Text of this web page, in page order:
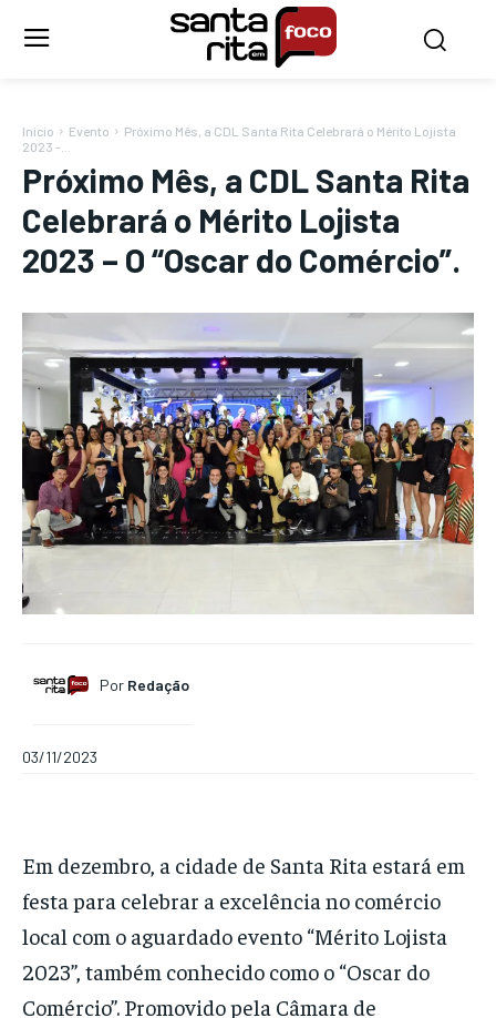
Início Evento
Próximo Mês, a CDL Santa Rita Celebrará o Mérito Lojista
2023 -...
Próximo Mês, a CDL Santa Rita
Celebrará o Mérito Lojista
2023 – O “Oscar do Comércio”.
Por Redação
03/11/2023
Em dezembro, a cidade de Santa Rita estará em
festa para celebrar a excelência no comércio
local com o aguardado evento “Mérito Lojista
2023”, também conhecido como o “Oscar do
Comércio”. Promovido pela Câmara de